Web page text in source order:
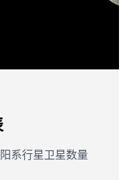
系行星卫星数量